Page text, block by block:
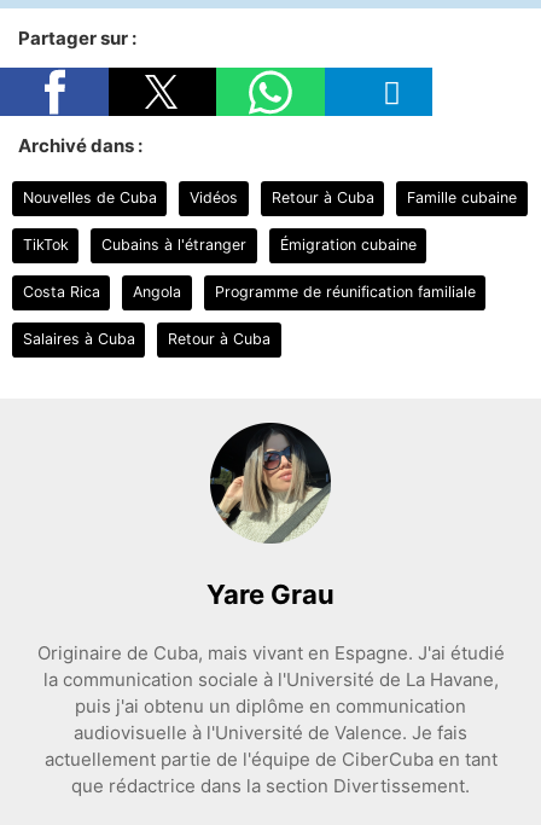
Partager sur :
Archivé dans :
Nouvelles de Cuba Vidéos Retour à Cuba Famille cubaine
TikTok Cubains à l'étranger Émigration cubaine
Costa Rica Angola Programme de réunification familiale
Salaires à Cuba Retour à Cuba
Yare Grau
Originaire de Cuba, mais vivant en Espagne. J'ai étudié
la communication sociale à l'Université de La Havane,
puis j'ai obtenu un diplôme en communication
audiovisuelle à l'Université de Valence. Je fais
actuellement partie de l'équipe de CiberCuba en tant
que rédactrice dans la section Divertissement.